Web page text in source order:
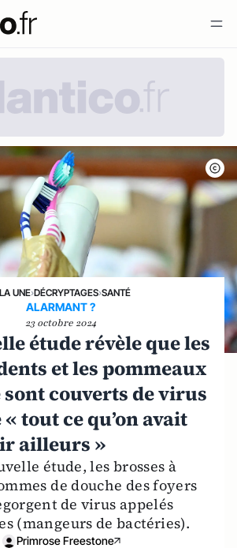
UNE›DÉCRYPTAGES›SANTÉ
ALARMANT ?
23 octobre 2024
étude révèle que les
et les pommeaux
sont couverts de virus
tout ce qu’on avait
ailleurs »
étude, les brosses à
de douche des foyers
de virus appelés
(mangeurs de bactéries).
Primrose Freestone